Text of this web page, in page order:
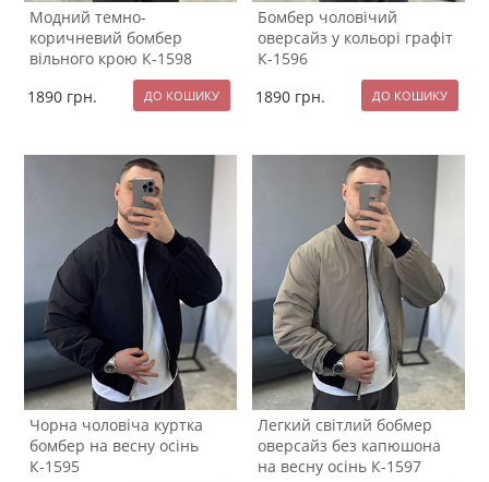
Модний темно-
коричневий бомбер
вільного крою К-1598
1890 грн.
Бомбер чоловічий
оверсайз у кольорі графіт
К-1596
1890 грн.
Чорна чоловіча куртка
бомбер на весну осінь
К-1595
Легкий світлий бобмер
оверсайз без капюшона
на весну осінь К-1597